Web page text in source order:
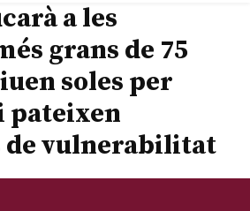
a les
grans de 75
soles per
pateixen
de vulnerabilitat